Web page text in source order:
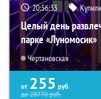
20:56:31
Целый день
парке «Луномосик»
Чертановская
от 255 руб.
до28770руб.